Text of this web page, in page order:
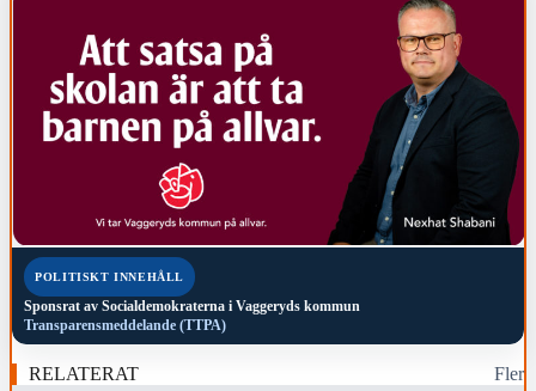
POLITISKT INNEHÅLL
Sponsrat av Socialdemokraterna i Vaggeryds kommun
Transparensmeddelande (TTPA)
RELATERAT Fler